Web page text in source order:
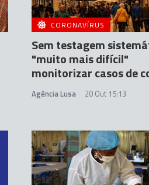
CORONAVÍRUS
Sem testagem
"muito mais difícil"
monitorizar casos de
Agência Lusa 20 Out 15:13